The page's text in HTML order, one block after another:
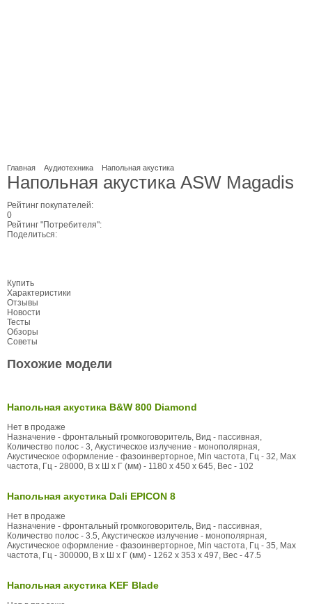
Главная Аудиотехника Напольная акустика
Напольная акустика ASW Magadis
Рейтинг покупателей:
0
Рейтинг "Потребителя":
Поделиться:
Купить
Характеристики
Отзывы
Новости
Тесты
Обзоры
Советы
Похожие модели
Напольная акустика B&W 800 Diamond
Нет в продаже
Назначение - фронтальный громкоговоритель, Вид - пассивная,
Количество полос - 3, Акустическое излучение - монополярная,
Акустическое оформление - фазоинверторное, Min частота, Гц - 32, Max
частота, Гц - 28000, В x Ш x Г (мм) - 1180 x 450 x 645, Вес - 102
Напольная акустика Dali EPICON 8
Нет в продаже
Назначение - фронтальный громкоговоритель, Вид - пассивная,
Количество полос - 3.5, Акустическое излучение - монополярная,
Акустическое оформление - фазоинверторное, Min частота, Гц - 35, Max
частота, Гц - 300000, В x Ш x Г (мм) - 1262 x 353 x 497, Вес - 47.5
Напольная акустика KEF Blade